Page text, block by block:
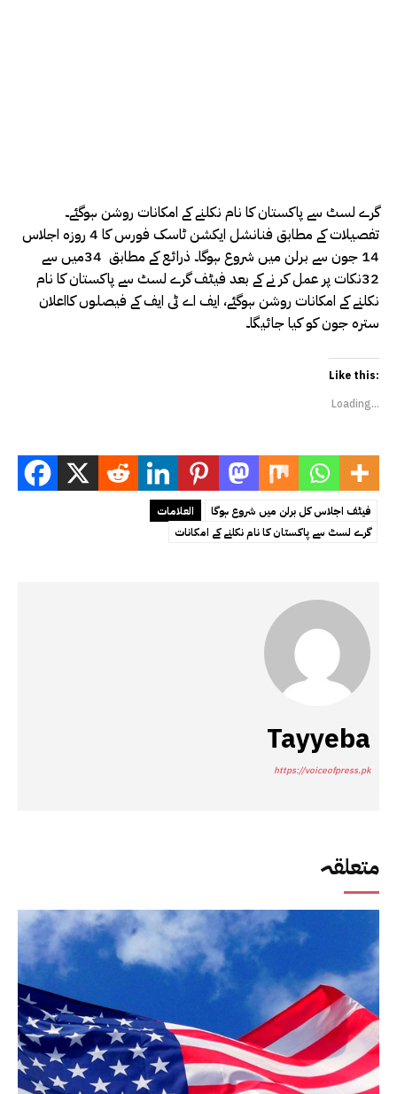
متعلقہ
گرے لسٹ سے پاکستان کا نام نکلنے کے امکانات روشن ہوگئے۔
تفصیلات کے مطابق فنانشل ایکشن ٹاسک فورس کا 4 روزہ اجلاس
14 جون سے برلن میں شروع ہوگا۔ ذرائع کے مطابق 34میں سے
32نکات پر عمل کر نے کے بعد فیٹف گرے لسٹ سے پاکستان کا نام
نکلنے کے امکانات روشن ہوگئے، ایف اے ٹی ایف کے فیصلوں کااعلان
سترہ جون کو کیا جائیگا۔
Like this:
Loading...
العلامات
فیٹف اجلاس کل برلن میں شروع ہوگا
گرے لسٹ سے پاکستان کا نام نکلنے کے امکانات
Tayyeba
https://voiceofpress.pk